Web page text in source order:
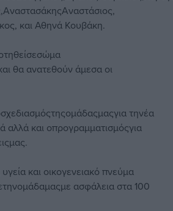
και Αθηνά Κουβάκη.
θα ανατεθούν άμεσα οι
τηνέα
αλλά και οπρογραμματισμόςγια
και οικογενειακό πνεύμα
ασφάλεια στα 100